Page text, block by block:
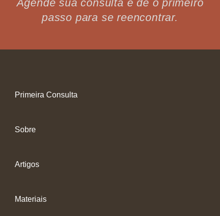
Agende sua consulta e dê o primeiro
passo para se reencontrar.
Primeira Consulta
Sobre
Artigos
Materiais